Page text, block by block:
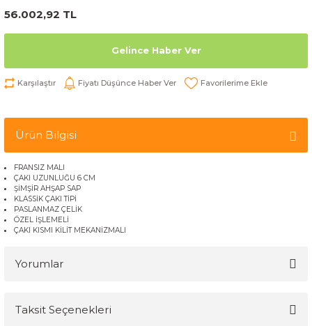
56.002,92 TL
Gelince Haber Ver
Karşılaştır Fiyatı Düşünce Haber Ver
Ürün Bilgisi
FRANSIZ MALI
ÇAKI UZUNLUĞU 6 CM
ŞİMŞİR AHŞAP SAP
KLASSİK ÇAKI TİPİ
PASLANMAZ ÇELİK
ÖZEL İŞLEMELİ
ÇAKI KISMI KİLİT MEKANİZMALI
Yorumlar
Taksit Seçenekleri